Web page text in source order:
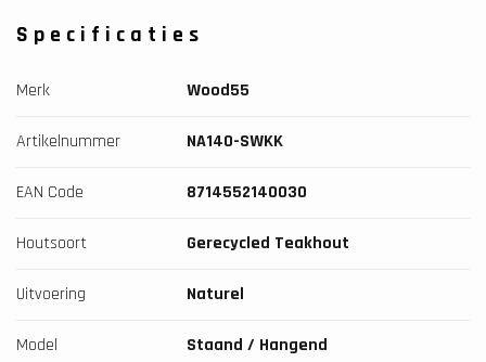
Specificaties
Merk Wood55
Artikelnummer NA140-SWKK
EAN Code 8714552140030
Houtsoort Gerecycled Teakhout
Uitvoering Naturel
Model Staand / Hangend